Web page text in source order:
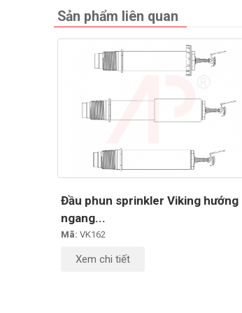
Sản phẩm liên quan
Đầu phun sprinkler Viking hướng
ngang...
Mã: VK162
Xem chi tiết